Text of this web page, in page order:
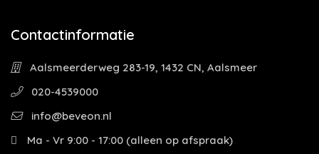
Contactinformatie
Aalsmeerderweg 283-19, 1432 CN, Aalsmeer
020-4539000
info@beveon.nl
Ma - Vr 9:00 - 17:00 (alleen op afspraak)